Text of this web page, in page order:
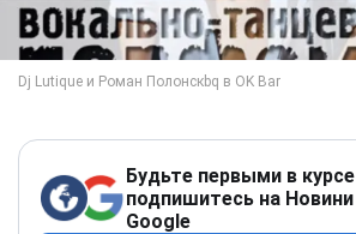
Будьте первыми в
подпишитесь на Новини
Google